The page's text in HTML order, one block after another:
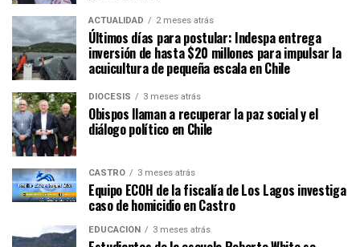
ACTUALIDAD 2 meses atrás
Últimos días para postular: Indespa entrega
inversión de hasta $20 millones para impulsar la
acuicultura de pequeña escala en Chile
DIÓCESIS 3 meses atrás
Obispos llaman a recuperar la paz social y el
diálogo político en Chile
CASTRO 3 meses atrás
Equipo ECOH de la fiscalía de Los Lagos investiga
caso de homicidio en Castro
EDUCACIÓN 3 meses atrás